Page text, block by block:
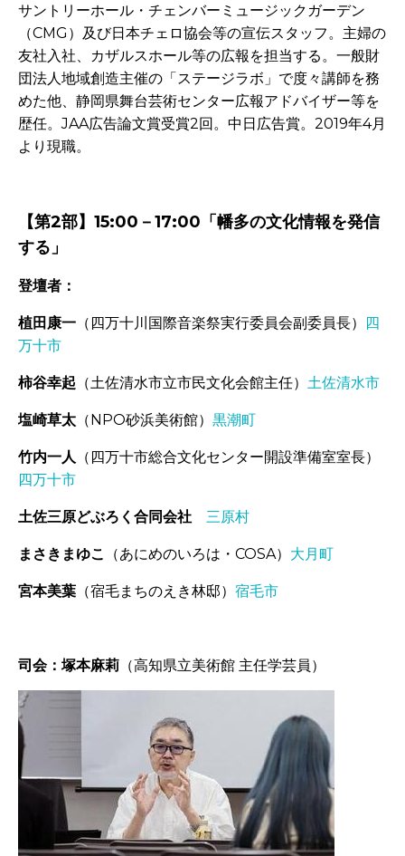
サントリーホール・チェンバーミュージックガーデン
（CMG）及び日本チェロ協会等の宣伝スタッフ。主婦の
友社入社、カザルスホール等の広報を担当する。一般財
団法人地域創造主催の「ステージラボ」で度々講師を務
めた他、静岡県舞台芸術センター広報アドバイザー等を
歴任。JAA広告論文賞受賞2回。中日広告賞。2019年4月
より現職。
【第2部】15:00－17:00「幡多の文化情報を発信
する」
登壇者：
植田康一 （四万十川国際音楽祭実行委員会副委員長）
四
万十市
柿谷幸起 （土佐清水市立市民文化会館主任） 土佐清水市
塩崎草太 （NPO砂浜美術館） 黒潮町
竹内一人
（四万十市総合文化センター開設準備室室長）
四万十市
土佐三原どぶろく合同会社 三原村
まさきまゆこ （あにめのいろは・COSA） 大月町
宮本美葉 （宿毛まちのえき林邸） 宿毛市
司会：塚本麻莉 （高知県立美術館 主任学芸員）